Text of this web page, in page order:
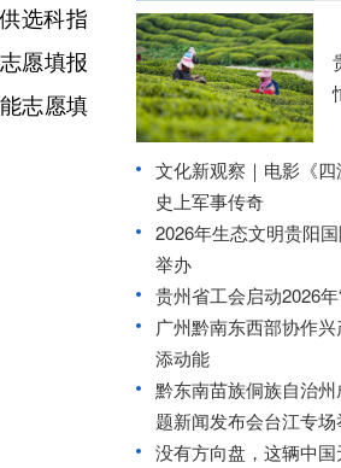
选科指
愿填报
志愿填
文化新观察｜电影《
史上军事传奇
2026年生态文明贵阳
举办
贵州省工会启动2026年
广州黔南东西部协作
添动能
黔东南苗族侗族自治
题新闻发布会台江专
没有方向盘，这辆中